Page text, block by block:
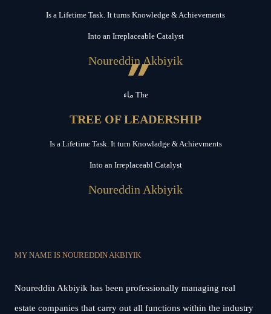
Is a Lifetime Task. It turns Knowledge & Achievements
Into an Irreplaceable Catalyst
Noureddin Akbiyik
”
ماء The
TREE OF LEADERSHIP
Is a Lifetime Task. It turn Knowladge & Achievments
Into an Irreplaceabl Catalyst
Noureddin Akbiyik
MY NAME IS NOUREDDIN AKBIYIK
Noureddin Akbiyik has been professionally managing real
estate companies that carry out all functions within the industry